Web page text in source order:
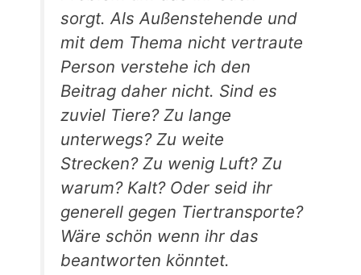
sorgt. Als Außenstehende und
mit dem Thema nicht vertraute
Person verstehe ich den
Beitrag daher nicht. Sind es
zuviel Tiere? Zu lange
unterwegs? Zu weite
Strecken? Zu wenig Luft? Zu
warum? Kalt? Oder seid ihr
generell gegen Tiertransporte?
Wäre schön wenn ihr das
beantworten könntet.